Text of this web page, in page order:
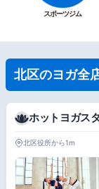
スポーツジム
北区のヨガ全
ホットヨガス
北区役所から1m